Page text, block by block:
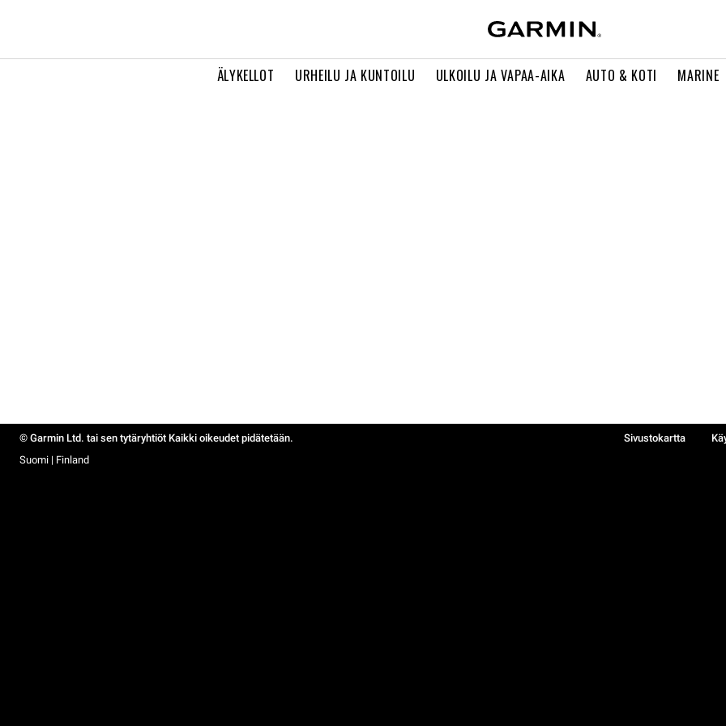
ÄLYKELLOT URHEILU JA KUNTOILU ULKOILU JA VAPAA-AIKA AUTO & KOTI MARINE
© Garmin Ltd. tai sen tytäryhtiöt Kaikki oikeudet pidätetään. Sivustokartta
Suomi | Finland